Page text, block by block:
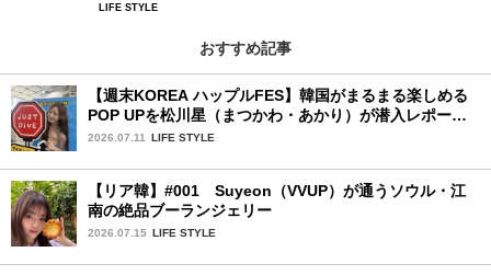
LIFE STYLE
おすすめ記事
【週末KOREA ハップルFES】韓国がまるまる楽しめる
POP UPを松川星（まつかわ・あかり）が潜入レポート
♡
2026.07.11 LIFE STYLE
【リア韓】#001 Suyeon（VVUP）が通うソウル・江
南の絶品ブーランジェリー
2026.07.15 LIFE STYLE